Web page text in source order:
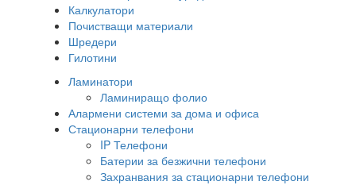
Калкулатори
Почистващи материали
Шредери
Гилотини
Ламинатори
Ламиниращо фолио
Алармени системи за дома и офиса
Стационарни телефони
IP Телефони
Батерии за безжични телефони
Захранвания за стационарни телефони